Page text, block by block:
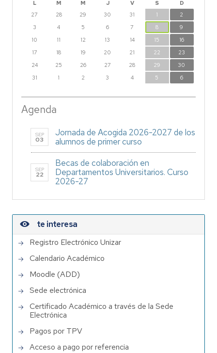
L M M J V S
D
27
28 29 30 31 1
2
3
4 5 6 7 8
9
10
11 12 13 14 15
16
17
18 19 20 21 22
23
24
25 26 27 28 29
30
31
1 2 3 4 5 6
Agenda
SEP
03
Jornada de Acogida 2026-2027 de los
alumnos de primer curso
SEP
22
Becas de colaboración en
Departamentos Universitarios. Curso
2026-27
te interesa
Registro Electrónico Unizar
Calendario Académico
Moodle (ADD)
Sede electrónica
Certificado Académico a través de la Sede
Electrónica
Pagos por TPV
Acceso a pago por referencia